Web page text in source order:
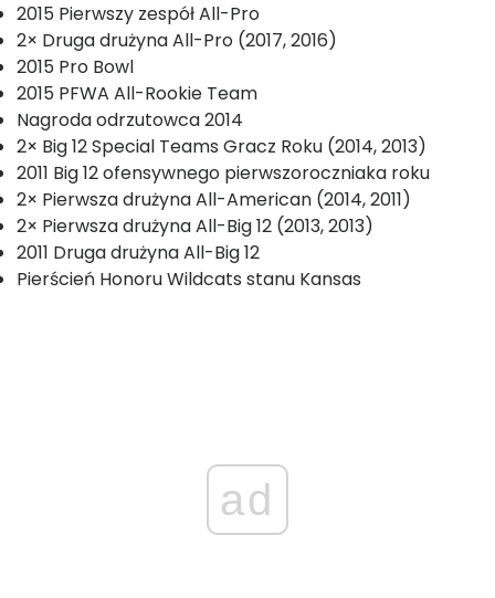
2015 Pierwszy zespół All-Pro
2× Druga drużyna All-Pro (2017, 2016)
2015 Pro Bowl
2015 PFWA All-Rookie Team
Nagroda odrzutowca 2014
2× Big 12 Special Teams Gracz Roku (2014, 2013)
2011 Big 12 ofensywnego pierwszoroczniaka roku
2× Pierwsza drużyna All-American (2014, 2011)
2× Pierwsza drużyna All-Big 12 (2013, 2013)
2011 Druga drużyna All-Big 12
Pierścień Honoru Wildcats stanu Kansas
ad